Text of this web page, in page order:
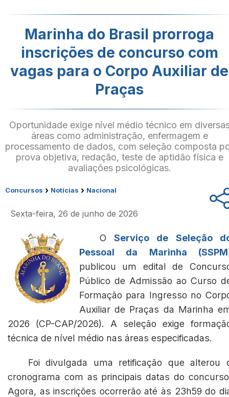
Marinha do Brasil prorroga
inscrições de concurso com
vagas para o Corpo Auxiliar de
Praças
Oportunidade exige nível médio técnico em
áreas como administração, enfermagem e
processamento de dados, com seleção composta
prova objetiva, redação, teste de aptidão física e
avaliações psicológicas.
Concursos › Notícias › Nacional
Sexta-feira, 26 de junho de 2026
OServiço de Seleção
Pessoal da Marinha
publicou um edital de
Público de Admissão ao Curso
Formação para Ingresso no
Auxiliar de Praças da Marinha
2026 (CP-CAP/2026). A seleção exige
técnica de nível médio nas áreas especificadas.
Foi divulgada uma retificação que alterou
cronograma com as principais datas do
Agora, as inscrições ocorrerão até às 23h59 do